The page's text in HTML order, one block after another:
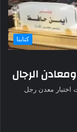
كتابنا
الرجال
اختبار معدن رجل